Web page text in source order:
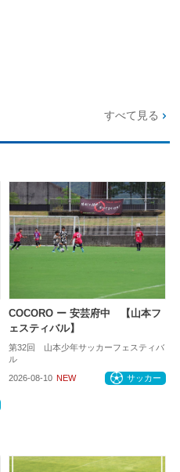
すべて見る
COCORO ー 安芸府中 【山本フ
ェスティバル】
第32回 山本少年サッカーフェスティバ
ル
2026-08-10 NEW サッカー